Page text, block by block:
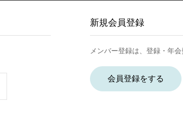
新規会員登録
メンバー登録は、登録・年会
会員登録をする